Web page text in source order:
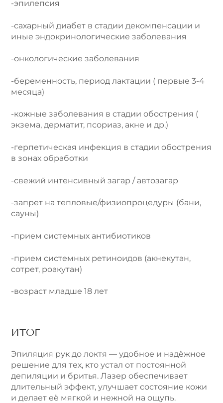
-эпилепсия
-сахарный диабет в стадии декомпенсации и
иные эндокринологические заболевания
-онкологические заболевания
-беременность, период лактации ( первые 3-4
месяца)
-кожные заболевания в стадии обострения (
экзема, дерматит, псориаз, акне и др.)
-герпетическая инфекция в стадии обострения
в зонах обработки
-свежий интенсивный загар / автозагар
-запрет на тепловые/физиопроцедуры (бани,
сауны)
-прием системных антибиотиков
-прием системных ретиноидов (акнекутан,
сотрет, роакутан)
-возраст младше 18 лет
ИТОГ
Эпиляция рук до локтя — удобное и надёжное
решение для тех, кто устал от постоянной
депиляции и бритья. Лазер обеспечивает
длительный эффект, улучшает состояние кожи
и делает её мягкой и нежной на ощупь.